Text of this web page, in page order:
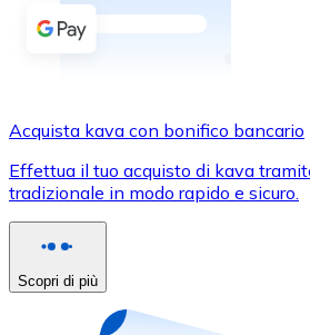
Bonifico SEPA
Usa le carte Visa e Mastercard
Acquista con carta
Acquista kava con bonifico bancario
Effettua il tuo acquisto di kava
tradizionale in modo rapido e sicuro.
Scopri di più